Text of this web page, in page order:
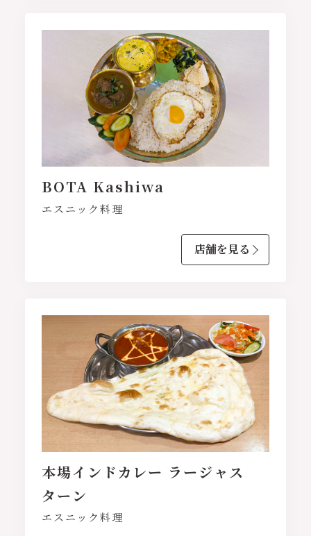
BOTA Kashiwa
エスニック料理
店舗を見る
本場インドカレー ラージャス
ターン
エスニック料理